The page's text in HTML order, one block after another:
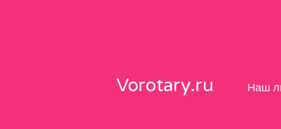
Vorotary.ru Наш